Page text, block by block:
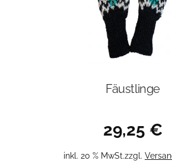
Fäustlinge
29,25 €
inkl. 20 % MwSt.zzgl.